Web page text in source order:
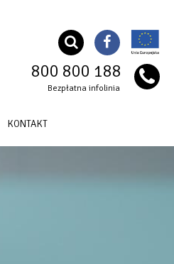
800 800 188
Bezpłatna infolinia
KONTAKT